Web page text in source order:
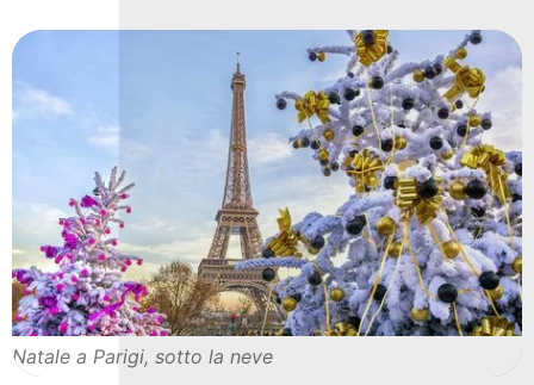
Natale a Parigi, sotto la neve